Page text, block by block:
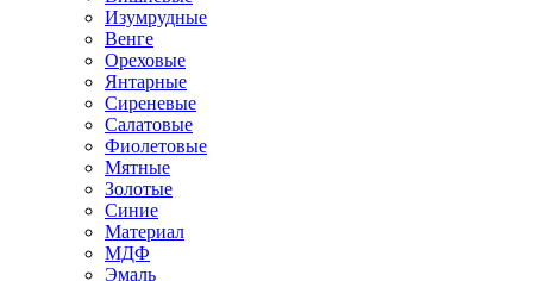
Изумрудные
Венге
Ореховые
Янтарные
Сиреневые
Салатовые
Фиолетовые
Мятные
Золотые
Синие
Материал
МДФ
Эмаль